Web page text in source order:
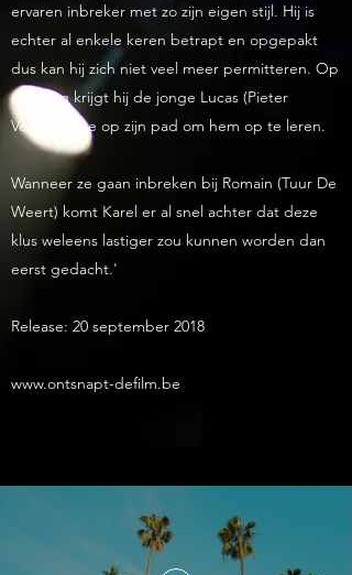
ervaren inbreker met zo zijn eigen stijl. Hij is
echter al enkele keren betrapt en opgepakt
dus kan hij zich niet veel meer permitteren. Op
een dag krijgt hij de jonge Lucas (Pieter
Verelst) mee op zijn pad om hem op te leren.
Wanneer ze gaan inbreken bij Romain (Tuur De
Weert) komt Karel er al snel achter dat deze
klus weleens lastiger zou kunnen worden dan
eerst gedacht.'
Release: 20 september 2018
www.ontsnapt-defilm.be